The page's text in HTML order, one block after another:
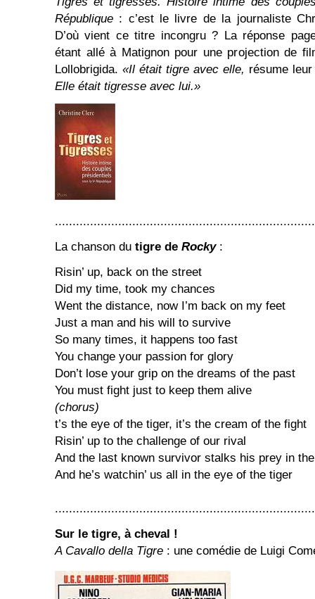
République : c’est le livre de la journaliste
D’où vient ce titre incongru ? La réponse
étant allé à Matignon pour une projection de
Lollobrigida. «Il était tigre avec elle, résume
Elle était tigresse avec lui.»
La chanson du tigre de Rocky:
Risin’ up, back on the street
Did my time, took my chances
Went the distance, now I’m back on my feet
Just a man and his will to survive
So many times, it happens too fast
You change your passion for glory
Don’t lose your grip on the dreams of the past
You must fight just to keep them alive
(chorus)
t’s the eye of the tiger, it’s the cream of the fight
Risin’ up to the challenge of our rival
And the last known survivor stalks his prey in
And he’s watchin’ us all in the eye of the tiger
Sur le tigre, à cheval !
A Cavallo della Tigre : une comédie de Luigi